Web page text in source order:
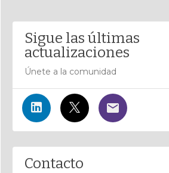
Sigue las últimas
actualizaciones
Únete a la comunidad
Contacto